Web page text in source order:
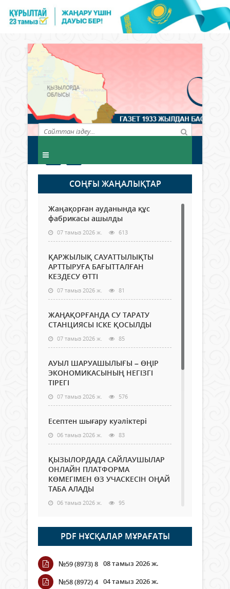
СОҢҒЫ ЖАҢАЛЫҚТАР
Жаңақорған ауданында құс
фабрикасы ашылды
07 тамыз 2026 ж. 613
ҚАРЖЫЛЫҚ САУАТТЫЛЫҚТЫ
АРТТЫРУҒА БАҒЫТТАЛҒАН
КЕЗДЕСУ ӨТТІ
07 тамыз 2026 ж. 81
ЖАҢАҚОРҒАНДА СУ ТАРАТУ
СТАНЦИЯСЫ ІСКЕ ҚОСЫЛДЫ
07 тамыз 2026 ж. 85
АУЫЛ ШАРУАШЫЛЫҒЫ – ӨҢІР
ЭКОНОМИКАСЫНЫҢ НЕГІЗГІ
ТІРЕГІ
07 тамыз 2026 ж. 576
Есептен шығару куәліктері
06 тамыз 2026 ж. 83
ҚЫЗЫЛОРДАДА САЙЛАУШЫЛАР
ОНЛАЙН ПЛАТФОРМА
КӨМЕГІМЕН ӨЗ УЧАСКЕСІН ОҢАЙ
ТАБА АЛАДЫ
06 тамыз 2026 ж. 95
Open Air: Қызылорда облысы
полиция департаменті 20
мыңнан астам көрерменнің
қауіпсіздігін қамтамасыз етті
06 тамыз 2026 ж.
PDF НҰСҚАЛАР МҰРАҒАТЫ
№59 (8973) 8 08 тамыз 2026 ж.
№58 (8972) 4 04 тамыз 2026 ж.